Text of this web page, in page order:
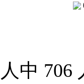
人中 706